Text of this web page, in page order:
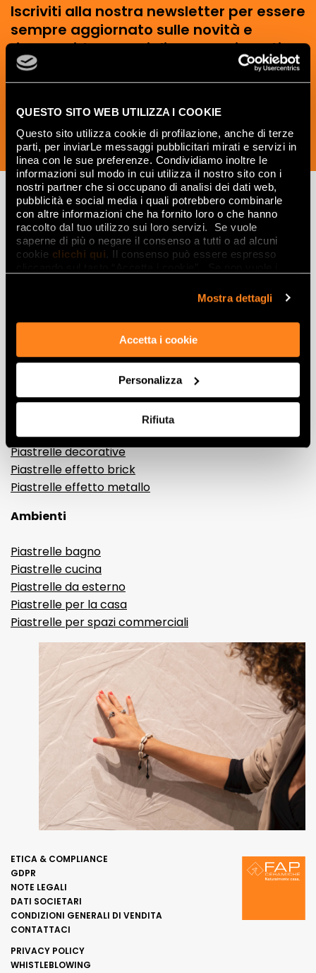
QUESTO SITO WEB UTILIZZA I COOKIE
Questo sito utilizza cookie di profilazione, anche di terze
parti, per inviarLe messaggi pubblicitari mirati e servizi in
linea con le sue preferenze. Condividiamo inoltre le
informazioni sul modo in cui utilizza il nostro sito con i
nostri partner che si occupano di analisi dei dati web,
pubblicità e social media i quali potrebbero combinarle
con altre informazioni che ha fornito loro o che hanno
raccolto dal tuo utilizzo sui loro servizi. Se vuole
saperne di più o negare il consenso a tutti o ad alcuni
cookie clicchi qui. Il consenso può essere espresso
Mostra dettagli
Accetta i cookie
Personalizza
Rifiuta
Iscriviti alla nostra newsletter per essere
sempre aggiornato sulle novità e
ricevere idee, consigli e suggerimenti
del mondo della ceramica e dell’interior
design.
ISCRIVITI ORA
Lasciati
ispirare
da ambienti
Effetti
Gres porcellanato effetto marmo
Gres porcellanato effetto legno
Gres porcellanato effetto pietra
Gres porcellanato effetto resina e cemento
Piastrelle 3D
Piastrelle decorative
Piastrelle effetto brick
Piastrelle effetto metallo
Ambienti
Piastrelle bagno
Piastrelle cucina
Piastrelle da esterno
Piastrelle per la casa
Piastrelle per spazi commerciali
ETICA & COMPLIANCE
GDPR
NOTE LEGALI
DATI SOCIETARI
CONDIZIONI GENERALI DI VENDITA
CONTATTACI
PRIVACY POLICY
WHISTLEBLOWING